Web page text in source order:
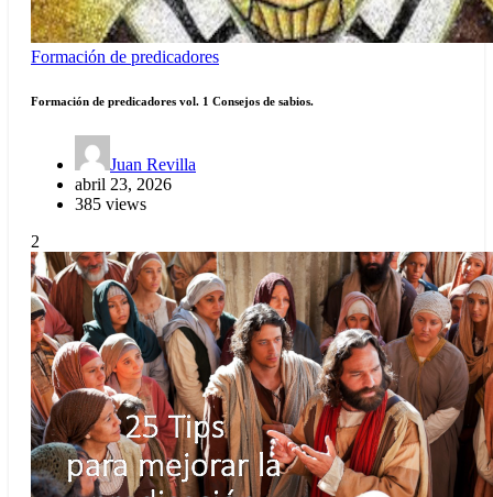
Formación de predicadores
Formación de predicadores vol. 1 Consejos de sabios.
Juan Revilla
abril 23, 2026
385 views
2